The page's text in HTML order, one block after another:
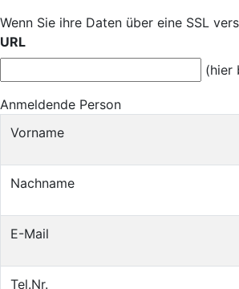
Wenn Sie ihre Daten über eine SSL
URL
(hier
Anmeldende Person
Vorname
Nachname
E-Mail
Tel.Nr.